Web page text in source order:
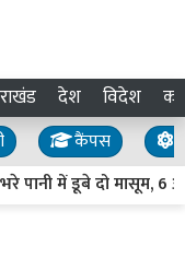
देश विदेश
कैंपस
पानी में डूबे दो मासूम, 6